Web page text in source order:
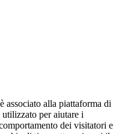
associato alla piattaforma di
per aiutare i
dei visitatori e